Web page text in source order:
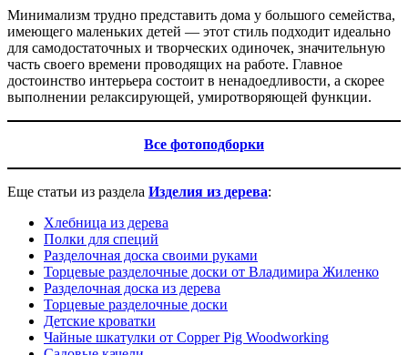
Минимализм трудно представить дома у большого семейства,
имеющего маленьких детей — этот стиль подходит идеально
для самодостаточных и творческих одиночек, значительную
часть своего времени проводящих на работе. Главное
достоинство интерьера состоит в ненадоедливости, а скорее
выполнении релаксирующей, умиротворяющей функции.
Все фотоподборки
Еще статьи из раздела Изделия из дерева:
Хлебница из дерева
Полки для специй
Разделочная доска своими руками
Торцевые разделочные доски от Владимира Жиленко
Разделочная доска из дерева
Торцевые разделочные доски
Детские кроватки
Чайные шкатулки от Copper Pig Woodworking